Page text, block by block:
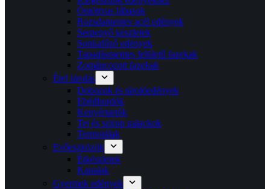
Öntöttvas lábasok
Rozsdamentes acél edények
Serpenyő készletek
Sonkafőző edények
Tapadásmentes felületű fazekak
Zománcozott fazekak
Étel tárolás
Dobozok és tárolóedények
Ebédhordók
Kenyértartók
Tej és szirup palackok
Termotálak
Evőeszközök
Étkészletek
Kanalak
Gyermek edények